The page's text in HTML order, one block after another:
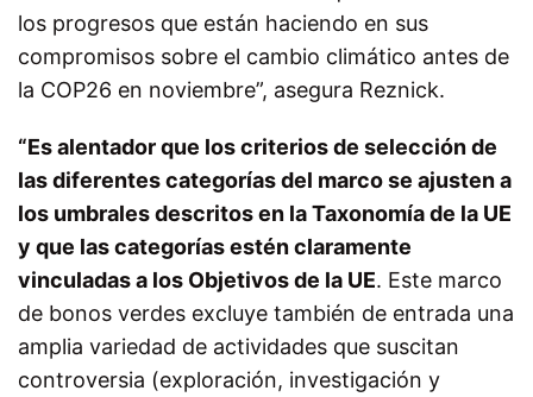
los progresos que están haciendo en sus
compromisos sobre el cambio climático antes de
la COP26 en noviembre”, asegura Reznick.
“Es alentador que los criterios de selección de
las diferentes categorías del marco se ajusten a
los umbrales descritos en la Taxonomía de la UE
y que las categorías estén claramente
vinculadas a los Objetivos de la UE. Este marco
de bonos verdes excluye también de entrada una
amplia variedad de actividades que suscitan
controversia (exploración, investigación y